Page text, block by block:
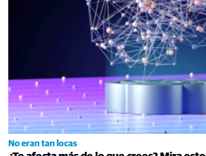
No eran tan locas